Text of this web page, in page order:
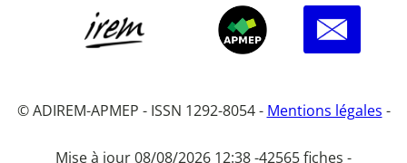
© ADIREM-APMEP - ISSN 1292-8054 - Mentions légales -
Mise à jour 08/08/2026 12:38 -42565 fiches -